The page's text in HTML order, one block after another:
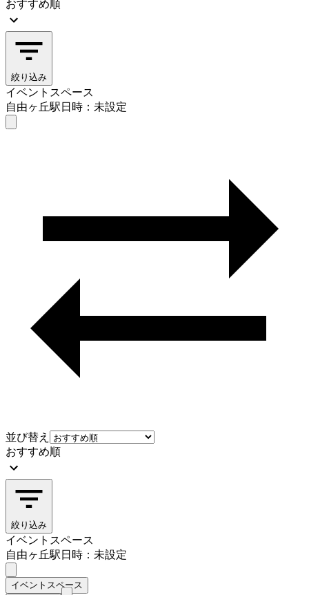
おすすめ順
絞り込み
イベントスペース
自由ヶ丘駅日時：未設定
並び替え
おすすめ順
絞り込み
イベントスペース
自由ヶ丘駅日時：未設定
イベントスペース